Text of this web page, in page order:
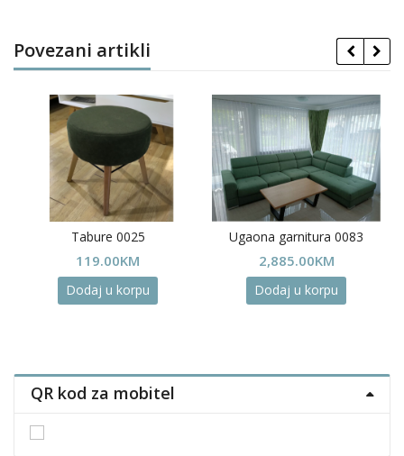
Povezani artikli
3,082.00KM
Tabure 0025
119.00KM
Dodaj u korpu
Ugaona garnitura 0083
2,885.00KM
Dodaj u korpu
QR kod za mobitel